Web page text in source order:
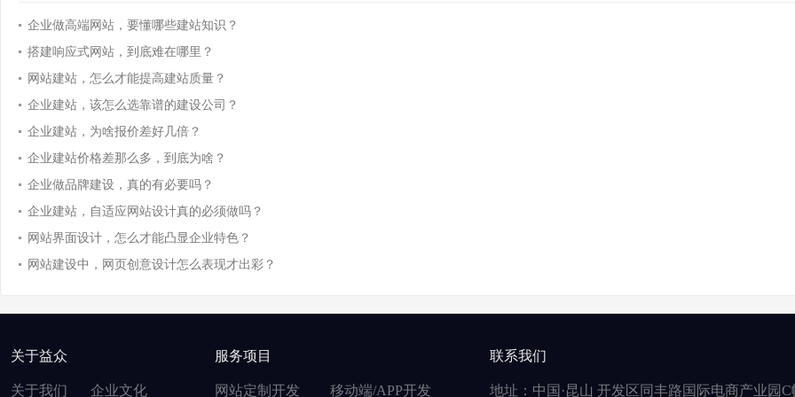
企业做高端网站，要懂哪些建站知识？
搭建响应式网站，到底难在哪里？
网站建站，怎么才能提高建站质量？
企业建站，该怎么选靠谱的建设公司？
企业建站，为啥报价差好几倍？
企业建站价格差那么多，到底为啥？
企业做品牌建设，真的有必要吗？
企业建站，自适应网站设计真的必须做吗？
网站界面设计，怎么才能凸显企业特色？
网站建设中，网页创意设计怎么表现才出彩？
关于益众
关于我们 企业文化
服务项目
网站定制开发 移动端/APP开发
联系我们
地址：中国·昆山 开发区同丰路国际电商产业园C